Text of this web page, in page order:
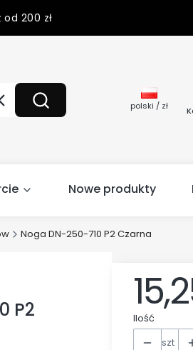
200 zł
Szukaj polski / zł
Nowe produkty
Noga DN-250-710 P2 Czarna
P2
Ilość
szt